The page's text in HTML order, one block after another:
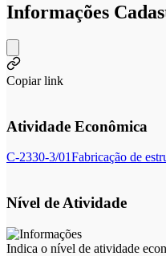
Informações
Copiar link
Atividade Econômica
C-2330-3/01Fabricação de
Nível de Atividade
Indica o nível de atividade